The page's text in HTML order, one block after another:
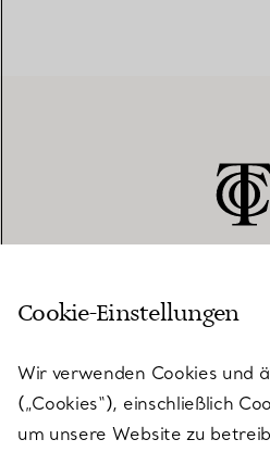
KUNDENSERVICE
SERVICES
Cookie-Einstellungen
Wir verwenden Cookies und
(„Cookies“), einschließlich
um unsere Website zu